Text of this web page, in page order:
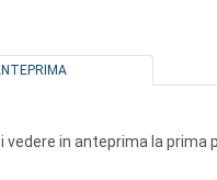
vedere in anteprima la prima